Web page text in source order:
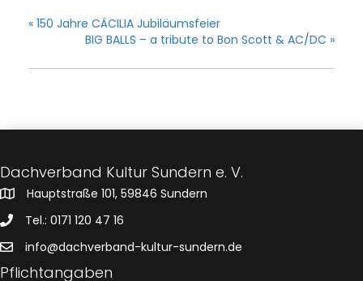
« 150 Jahre CÄCILIA Jubiläumsfeier
BIG BALLS – a tribute to Bon Scott & AC/DC »
Dachverband Kultur Sundern e. V.
Hauptstraße 101, 59846 Sundern
Tel.: 0171 120 47 16
info@dachverband-kultur-sundern.de
Pflichtangaben